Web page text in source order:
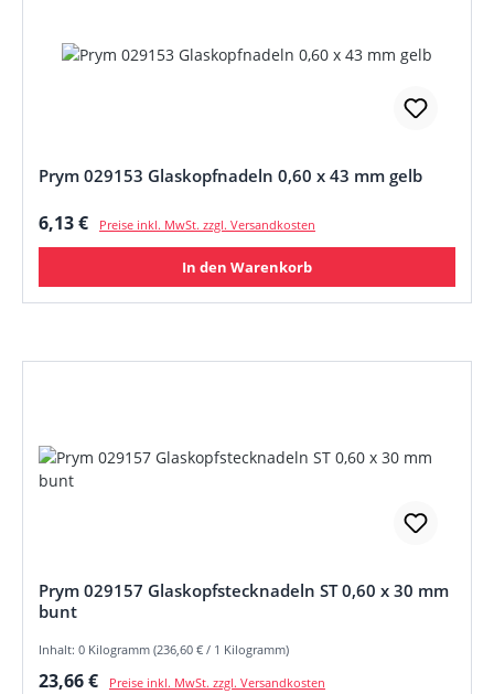
Prym 029153 Glaskopfnadeln 0,60 x 43 mm gelb
Regulärer Preis:
6,13 € Preise inkl. MwSt. zzgl. Versandkosten
In den Warenkorb
Prym 029157 Glaskopfstecknadeln ST 0,60 x 30 mm
bunt
Inhalt: 0 Kilogramm (236,60 € / 1 Kilogramm)
Regulärer Preis:
23,66 € Preise inkl. MwSt. zzgl. Versandkosten